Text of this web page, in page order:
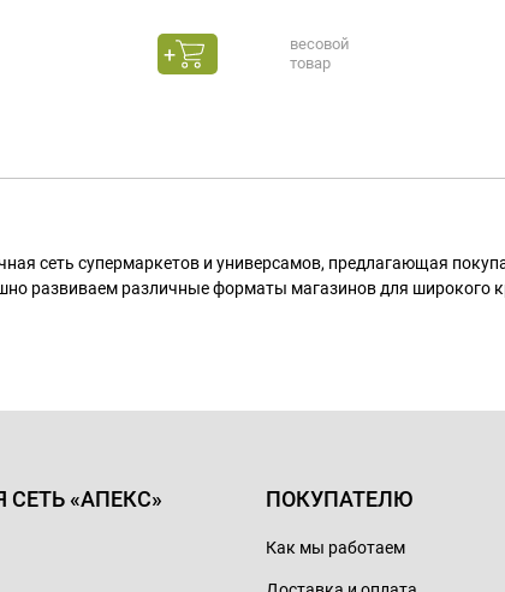
весовой
товар
сеть супермаркетов и универсамов, предлагающая
развиваем различные форматы магазинов для широкого
СЕТЬ «АПЕКС» ПОКУПАТЕЛЮ
Как мы работаем